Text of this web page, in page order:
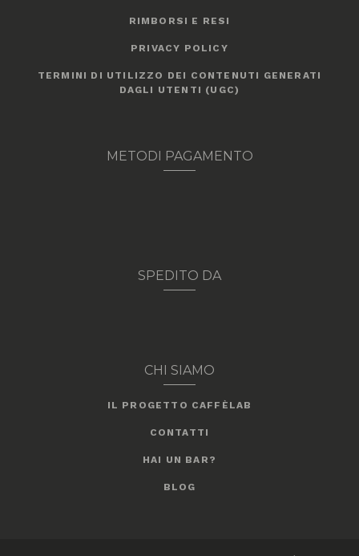
RIMBORSI E RESI
PRIVACY POLICY
TERMINI DI UTILIZZO DEI CONTENUTI GENERATI
DAGLI UTENTI (UGC)
METODI PAGAMENTO
SPEDITO DA
CHI SIAMO
IL PROGETTO CAFFÈLAB
CONTATTI
HAI UN BAR?
BLOG